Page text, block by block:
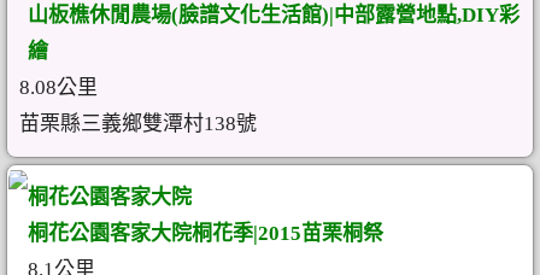
山板樵休閒農場(臉譜文化生活館)|中部露營地點,DIY彩
繪
8.08公里
苗栗縣三義鄉雙潭村138號
桐花公園客家大院
桐花公園客家大院桐花季|2015苗栗桐祭
8.1公里